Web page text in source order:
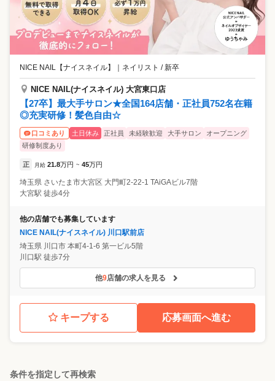
NICE NAIL【ナイスネイル】 ネイリスト / 新卒
NICE NAIL(ナイスネイル) 大宮東口店
【27卒】最大手サロン★全国164店舗・正社員752名在籍
◎充実研修！髪色自由☆
口コミあり 土日休み 正社員 未経験歓迎 大手サロン
オープニング
研修制度あり
正 月給 21.8万円 ~ 45万円
埼玉県 さいたま市大宮区 大門町2-22-1 TAiGAビル7階
大宮駅 徒歩4分
他の店舗でも募集しています
NICE NAIL(ナイスネイル) 川口駅前店
埼玉県 川口市 本町4-1-6 第一ビル5階
川口駅 徒歩7分
他9店舗の求人を見る
キープする 応募画面へ進む
条件を指定して再検索